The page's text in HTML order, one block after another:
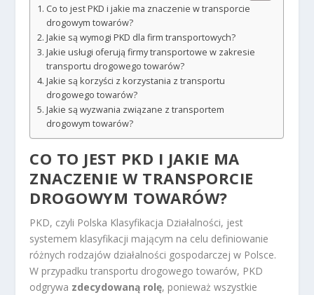
Co to jest PKD i jakie ma znaczenie w transporcie
drogowym towarów?
Jakie są wymogi PKD dla firm transportowych?
Jakie usługi oferują firmy transportowe w zakresie
transportu drogowego towarów?
Jakie są korzyści z korzystania z transportu
drogowego towarów?
Jakie są wyzwania związane z transportem
drogowym towarów?
CO TO JEST PKD I JAKIE MA
ZNACZENIE W TRANSPORCIE
DROGOWYM TOWARÓW?
PKD, czyli Polska Klasyfikacja Działalności, jest
systemem klasyfikacji mającym na celu definiowanie
różnych rodzajów działalności gospodarczej w Polsce.
W przypadku transportu drogowego towarów, PKD
odgrywa zdecydowaną rolę, ponieważ wszystkie